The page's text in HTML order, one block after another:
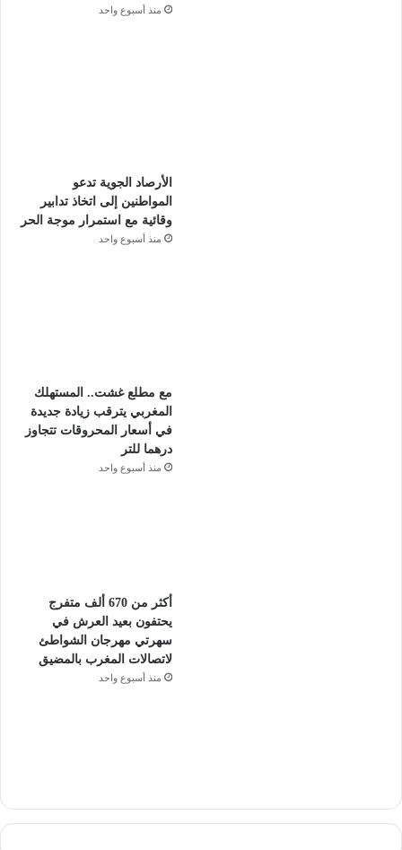
منذ أسبوع واحد
الأرصاد الجوية تدعو
المواطنين إلى اتخاذ تدابير
وقائية مع استمرار موجة الحر
منذ أسبوع واحد
مع مطلع غشت.. المستهلك
المغربي يترقب زيادة جديدة
في أسعار المحروقات تتجاوز
درهما للتر
منذ أسبوع واحد
أكثر من 670 ألف متفرج
يحتفون بعيد العرش في
سهرتي مهرجان الشواطئ
لاتصالات المغرب بالمضيق
منذ أسبوع واحد